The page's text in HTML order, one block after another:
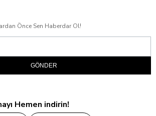
Önce Sen Haberdar Ol!
GÖNDER
Hemen indirin!